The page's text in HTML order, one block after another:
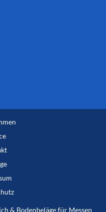
& Bodenbeläge für Messen